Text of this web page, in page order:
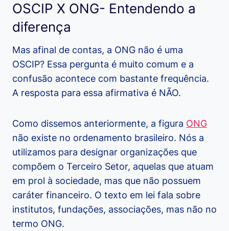
OSCIP X ONG- Entendendo a
diferença
Mas afinal de contas, a ONG não é uma
OSCIP? Essa pergunta é muito comum e a
confusão acontece com bastante frequência.
A resposta para essa afirmativa é NÃO.
Como dissemos anteriormente, a figura ONG
não existe no ordenamento brasileiro. Nós a
utilizamos para designar organizações que
compõem o Terceiro Setor, aquelas que atuam
em prol à sociedade, mas que não possuem
caráter financeiro. O texto em lei fala sobre
institutos, fundações, associações, mas não no
termo ONG.